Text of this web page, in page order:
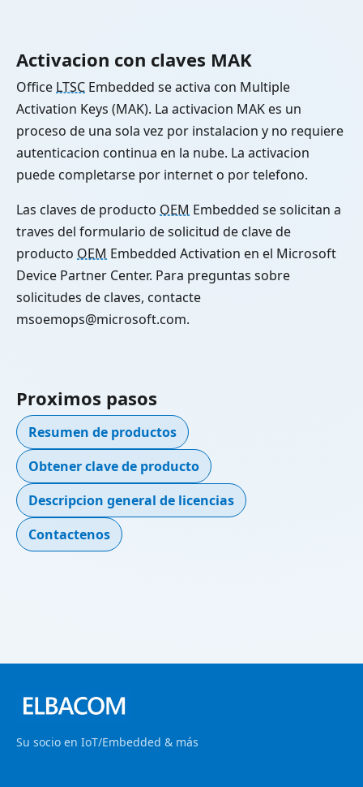
Activacion con claves MAK
Office LTSC Embedded se activa con Multiple
Activation Keys (MAK). La activacion MAK es un
proceso de una sola vez por instalacion y no requiere
autenticacion continua en la nube. La activacion
puede completarse por internet o por telefono.
Las claves de producto OEM Embedded se solicitan a
traves del formulario de solicitud de clave de
producto OEM Embedded Activation en el Microsoft
Device Partner Center. Para preguntas sobre
solicitudes de claves, contacte
msoemops@microsoft.com.
Proximos pasos
Resumen de productos
Obtener clave de producto
Descripcion general de licencias
Contactenos
Su socio en IoT/Embedded & más